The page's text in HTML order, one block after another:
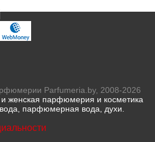
Parfumeria.by, 2008-2026
женская парфюмерия и косметика
парфюмерная вода, духи.